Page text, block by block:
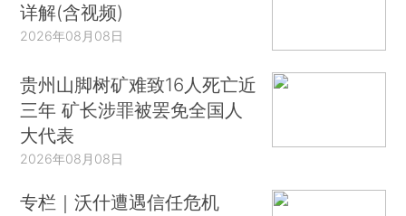
详解(含视频)
2026年08月08日
贵州山脚树矿难致16人死亡近
三年 矿长涉罪被罢免全国人
大代表
2026年08月08日
专栏｜沃什遭遇信任危机